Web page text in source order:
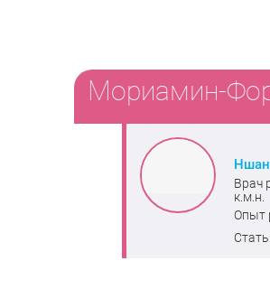
Мориамин-
Врач
к.м.н.
Опыт